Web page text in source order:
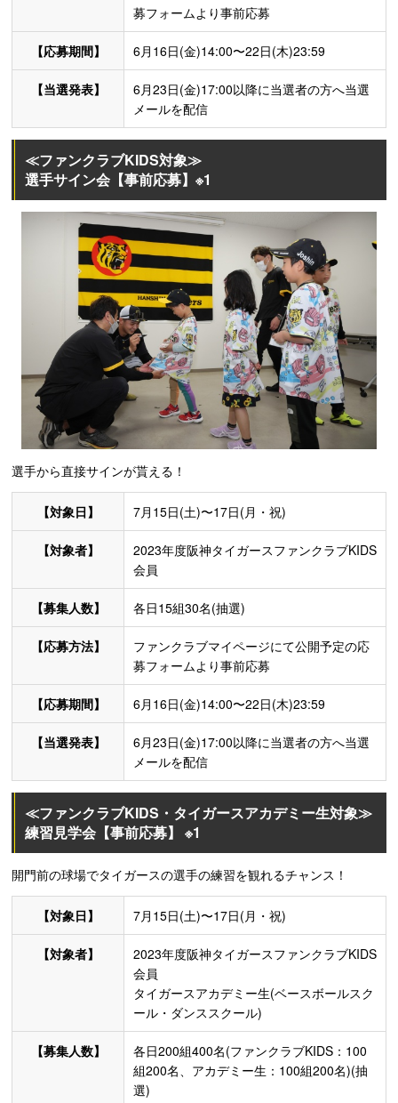
募フォームより事前応募
【応募期間】 6月16日(金)14:00〜22日(木)23:59
【当選発表】
6月23日(金)17:00以降に当選者の方へ当選
メールを配信
≪ファンクラブKIDS対象≫
選手サイン会【事前応募】※1
選手から直接サインが貰える！
【対象日】 7月15日(土)〜17日(月・祝)
【対象者】
2023年度阪神タイガースファンクラブKIDS
会員
【募集人数】 各日15組30名(抽選)
【応募方法】
ファンクラブマイページにて公開予定の応
募フォームより事前応募
【応募期間】 6月16日(金)14:00〜22日(木)23:59
【当選発表】
6月23日(金)17:00以降に当選者の方へ当選
メールを配信
≪ファンクラブKIDS・タイガースアカデミー生対象≫
練習見学会【事前応募】 ※1
開門前の球場でタイガースの選手の練習を観れるチャンス！
【対象日】 7月15日(土)〜17日(月・祝)
【対象者】
2023年度阪神タイガースファンクラブKIDS
会員
タイガースアカデミー生(ベースボールスク
ール・ダンススクール)
【募集人数】
各日200組400名(ファンクラブKIDS：100
組200名、アカデミー生：100組200名)(抽
選)